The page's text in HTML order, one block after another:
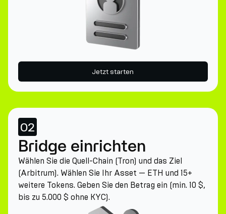
Jetzt starten
02
Bridge einrichten
Wählen Sie die Quell-Chain (Tron) und das Ziel
(Arbitrum). Wählen Sie Ihr Asset — ETH und 15+
weitere Tokens. Geben Sie den Betrag ein (min. 10 $,
bis zu 5.000 $ ohne KYC).